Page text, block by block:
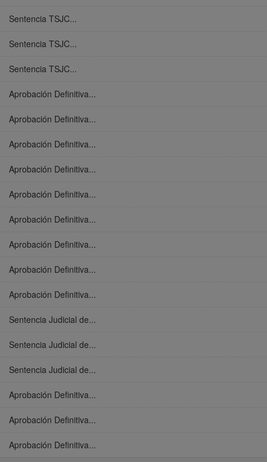
Sentencia TSJC...
Sentencia TSJC...
Sentencia TSJC...
Aprobación Definitiva...
Aprobación Definitiva...
Aprobación Definitiva...
Aprobación Definitiva...
Aprobación Definitiva...
Aprobación Definitiva...
Aprobación Definitiva...
Aprobación Definitiva...
Aprobación Definitiva...
Sentencia Judicial de...
Sentencia Judicial de...
Sentencia Judicial de...
Aprobación Definitiva...
Aprobación Definitiva...
Aprobación Definitiva...